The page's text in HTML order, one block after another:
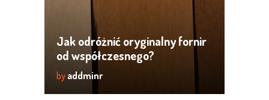
Jak odróżnić oryginalny fornir
od współczesnego?
by addminr